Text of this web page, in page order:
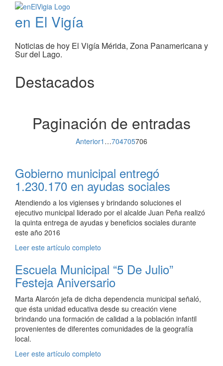
en El Vigía
Noticias de hoy El Vigía Mérida, Zona Panamericana y
Sur del Lago.
Destacados
Paginación de entradas
Anterior1 …704705706
Gobierno municipal entregó
1.230.170 en ayudas sociales
Atendiendo a los vigienses y brindando soluciones el
ejecutivo municipal liderado por el alcalde Juan Peña realizó
la quinta entrega de ayudas y beneficios sociales durante
este año 2016
Leer este artículo completo
Escuela Municipal “5 De Julio”
Festeja Aniversario
Marta Alarcón jefa de dicha dependencia municipal señaló,
que ésta unidad educativa desde su creación viene
brindando una formación de calidad a la población infantil
provenientes de diferentes comunidades de la geografía
local.
Leer este artículo completo